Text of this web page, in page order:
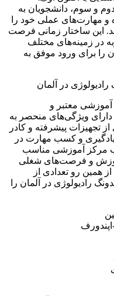
و سوم، دانشجویان به
و مهارت‌های عملی خود را
این ساختار زمانی فرصت
در زمینه‌های مختلف
را برای ورود موفق به
در آلمان
آموزشی معتبر و
ویژگی‌های منحصر به
تجهیزات پیشرفته و کادر
و کسب مهارت در
مرکز آموزشی مناسب
آموزش و فرصت‌های شغلی
همین رو تعدادی از
رادیولوژی در آلمان را